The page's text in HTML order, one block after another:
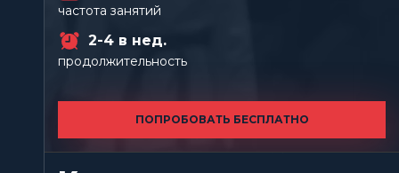
частота занятий
2-4 в нед.
продолжительность
ПОПРОБОВАТЬ БЕСПЛАТНО